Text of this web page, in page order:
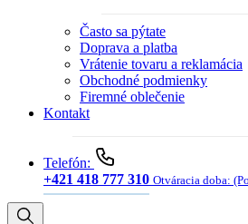
Často sa pýtate
Doprava a platba
Vrátenie tovaru a reklamácia
Obchodné podmienky
Firemné oblečenie
Kontakt
Telefón:
+421 418 777 310 Otváracia doba: